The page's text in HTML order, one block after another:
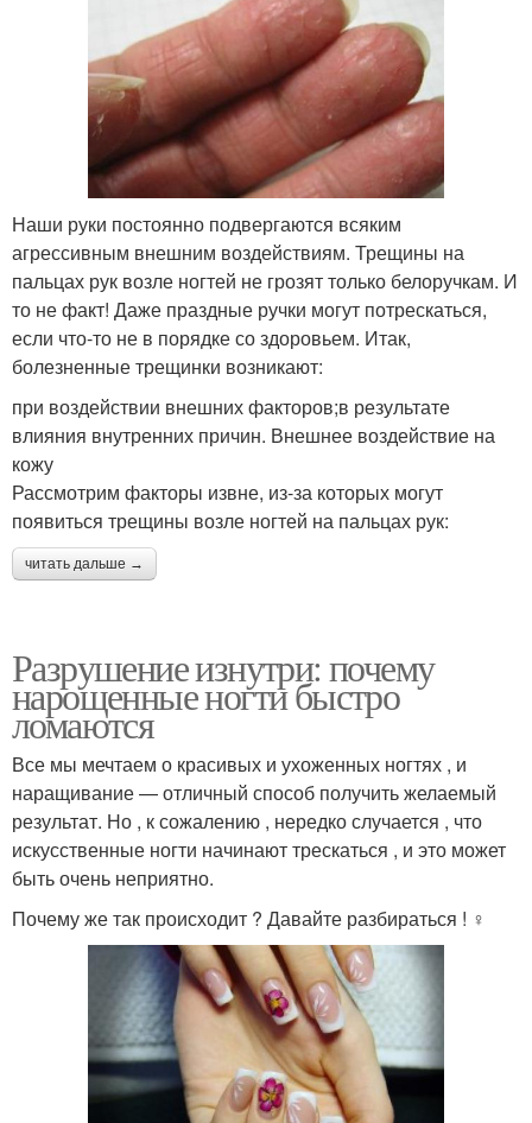
Наши руки постоянно подвергаются всяким
агрессивным внешним воздействиям. Трещины на
пальцах рук возле ногтей не грозят только белоручкам. И
то не факт! Даже праздные ручки могут потрескаться,
если что-то не в порядке со здоровьем. Итак,
болезненные трещинки возникают:
при воздействии внешних факторов;в результате
влияния внутренних причин. Внешнее воздействие на
кожу
Рассмотрим факторы извне, из-за которых могут
появиться трещины возле ногтей на пальцах рук:
читать дальше →
Разрушение изнутри: почему
нарощенные ногти быстро
ломаются
Все мы мечтаем о красивых и ухоженных ногтях , и
наращивание — отличный способ получить желаемый
результат. Но , к сожалению , нередко случается , что
искусственные ногти начинают трескаться , и это может
быть очень неприятно.
Почему же так происходит ? Давайте разбираться ! ️‍♀️